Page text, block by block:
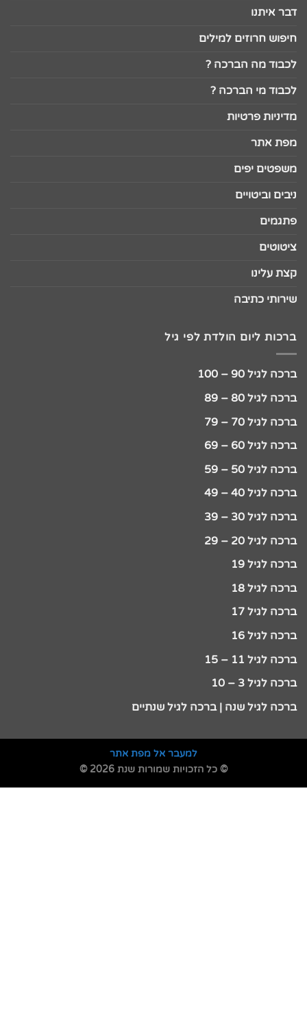
דבר איתנו
חיפוש חרוזים למילים
לכבוד מה הברכה ?
לכבוד מי הברכה ?
מדיניות פרטיות
מפת אתר
משפטים יפים
ניבים וביטויים
פתגמים
ציטוטים
קצת עלינו
שירותי כתיבה
ברכות ליום הולדת לפי גיל
ברכה לגיל 90 – 100
ברכה לגיל 80 – 89
ברכה לגיל 70 – 79
ברכה לגיל 60 – 69
ברכה לגיל 50 – 59
ברכה לגיל 40 – 49
ברכה לגיל 30 – 39
ברכה לגיל 20 – 29
ברכה לגיל 19
ברכה לגיל 18
ברכה לגיל 17
ברכה לגיל 16
ברכה לגיל 11 – 15
ברכה לגיל 3 – 10
ברכה לגיל שנה | ברכה לגיל שנתיים
למעבר אל מפת אתר
© כל הזכויות שמורות שנת 2026 ©